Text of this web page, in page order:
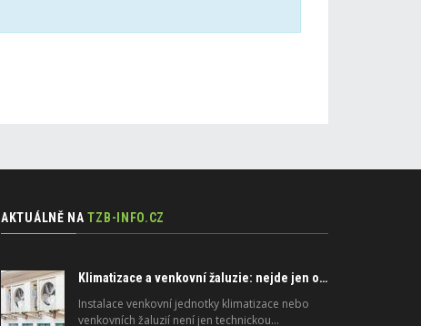
AKTUÁLNĚ NA TZB-INFO.CZ
Klimatizace a venkovní žaluzie: nejde jen o peníze, ale i o právo
Instalace venkovní jednotky klimatizace nebo
venkovních žaluzií není jen technickou…